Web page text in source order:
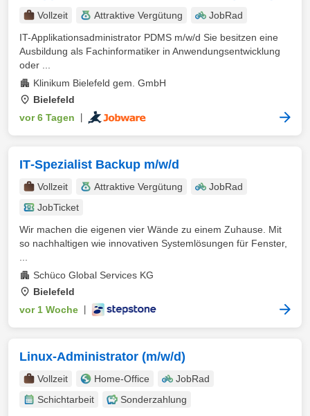
Vollzeit Attraktive Vergütung
JobRad
IT-Applikationsadministrator PDMS m/w/d Sie besitzen eine
Ausbildung als Fachinformatiker in Anwendungsentwicklung
oder ...
Klinikum Bielefeld gem. GmbH
Bielefeld
vor 6 Tagen
IT‑Spezialist Backup m/w/d
Vollzeit Attraktive Vergütung
JobRad
JobTicket
Wir machen die eigenen vier Wände zu einem Zuhause. Mit
so nachhaltigen wie innovativen Systemlösungen für Fenster,
Schüco Global Services KG
Bielefeld
vor 1 Woche
Linux-Administrator (m/w/d)
Vollzeit Home-Office
JobRad
Schichtarbeit
Sonderzahlung